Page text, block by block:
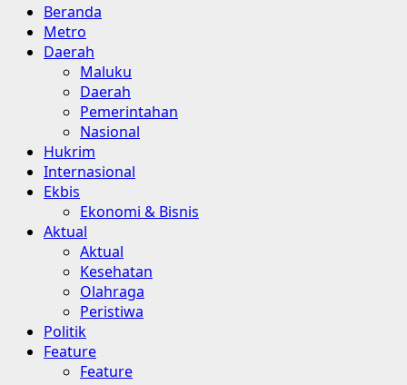
Primary
Menu
Beranda
Metro
Daerah
Maluku
Daerah
Pemerintahan
Nasional
Hukrim
Internasional
Ekbis
Ekonomi & Bisnis
Aktual
Aktual
Kesehatan
Olahraga
Peristiwa
Politik
Feature
Feature